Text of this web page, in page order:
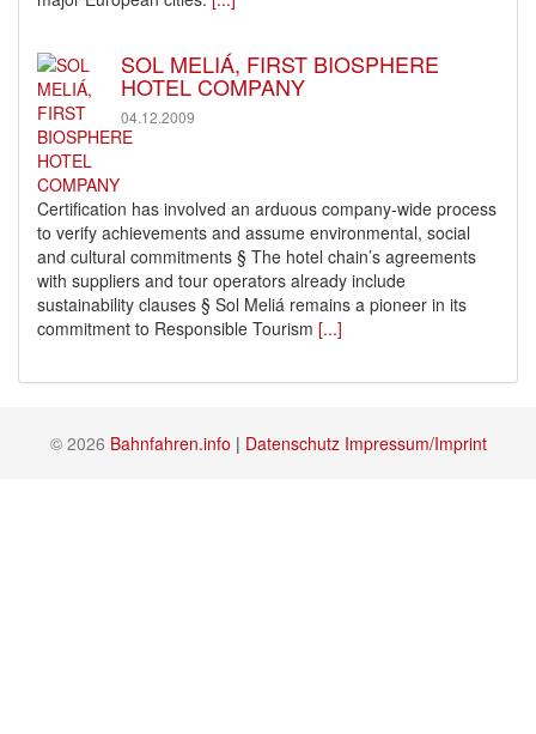
SOL MELIÁ, FIRST BIOSPHERE
HOTEL COMPANY
04.12.2009
Certification has involved an arduous company-wide process
to verify achievements and assume environmental, social
and cultural commitments § The hotel chain’s agreements
with suppliers and tour operators already include
sustainability clauses § Sol Meliá remains a pioneer in its
commitment to Responsible Tourism [...]
© 2026 Bahnfahren.info | Datenschutz Impressum/Imprint